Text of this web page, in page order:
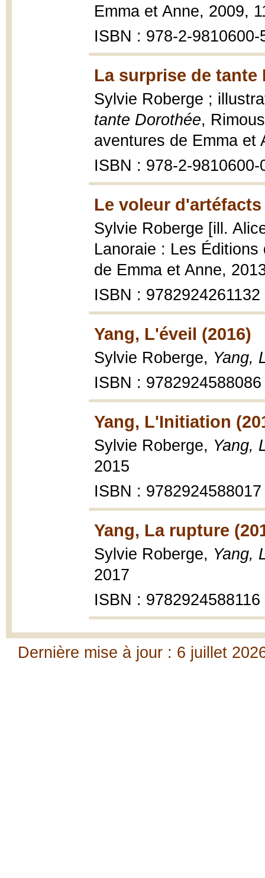
Emma et Anne, 2009,
ISBN : 978-2-9810600-
La surprise de tante
Sylvie Roberge ;
tante Dorothée,
aventures de Emma et
ISBN : 978-2-9810600-
Le voleur d'artéfacts
Sylvie Roberge [ill.
Lanoraie : Les
de Emma et Anne,
ISBN : 9782924261132
Yang, L'éveil (2016)
Sylvie Roberge, Yang,
ISBN : 9782924588086
Yang, L'Initiation
Sylvie Roberge, Yang,
2015
ISBN : 9782924588017
Yang, La rupture
Sylvie Roberge, Yang,
2017
ISBN : 9782924588116
Dernière mise à jour : 6 juillet